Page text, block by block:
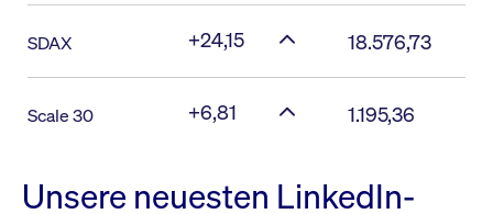
SDAX +24,15 18.576,73
Scale 30 +6,81 1.195,36
Unsere neuesten LinkedIn-